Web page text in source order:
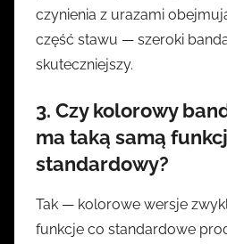
czynienia z urazami
część stawu — szeroki
skuteczniejszy.
3. Czykolorowy
ma taką samą
standardowy?
Tak — kolorowe wersje
funkcje co standardowe